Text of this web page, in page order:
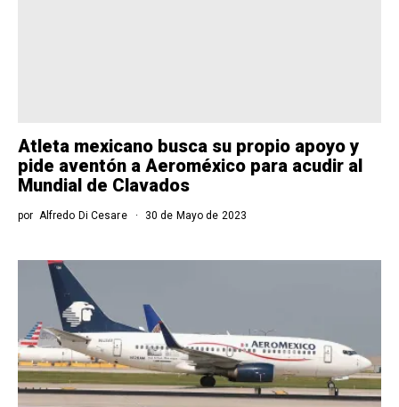
Atleta mexicano busca su propio apoyo y
pide aventón a Aeroméxico para acudir al
Mundial de Clavados
por Alfredo Di Cesare 30 de Mayo de 2023